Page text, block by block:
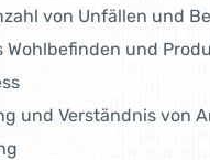
von Unfällen und
Wohlbefinden und
und Verständnis von